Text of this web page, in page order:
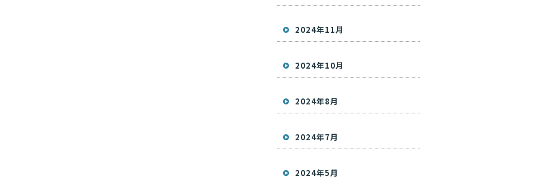
2024年11月
2024年10月
2024年8月
2024年7月
2024年5月